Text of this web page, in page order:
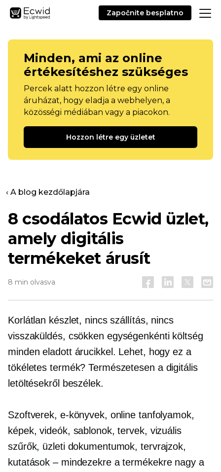
Započnite besplatno
Minden, ami az online
értékesítéshez szükséges
Percek alatt hozzon létre egy online
áruházat, hogy eladja a webhelyen, a
közösségi médiában vagy a piacokon.
Hozzon létre egy üzletet
‹ A blog kezdőlapjára
8 csodálatos Ecwid üzlet,
amely digitális
termékeket árusít
8 min olvasva
Korlátlan készlet, nincs szállítás, nincs
visszaküldés, csökken egységenkénti költség
minden eladott árucikkel. Lehet, hogy ez a
tökéletes termék? Természetesen a digitális
letöltésekről beszélek.
Szoftverek, e-könyvek, online tanfolyamok,
képek, videók, sablonok, tervek, vizuális
szűrők, üzleti dokumentumok, tervrajzok,
kutatások – mindezekre a termékekre nagy a